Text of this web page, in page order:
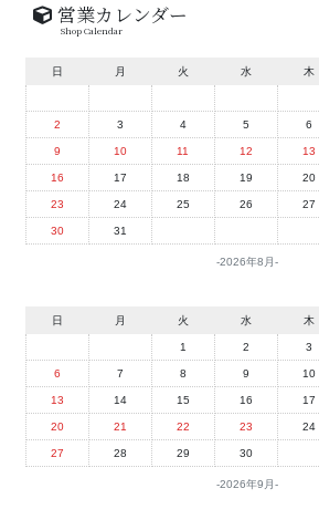
営業カレンダー
Shop Calendar
2026年8月
日 月 火 水 木
2 3 4 5 6
9 10 11 12 13
16 17 18 19 20
23 24 25 26 27
30 31
2026年9月
日 月 火 水 木
1 2 3
6 7 8 9 10
13 14 15 16 17
20 21 22 23 24
27 28 29 30